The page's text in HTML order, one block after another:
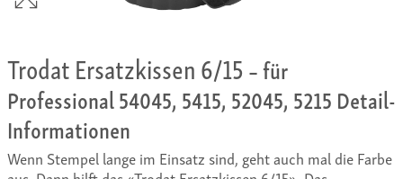
Trodat Ersatzkissen 6/15– für
Professional 54045, 5415, 52045, 5215 Detail-
Informationen
Wenn Stempel lange im Einsatz sind, geht auch mal die Farbe